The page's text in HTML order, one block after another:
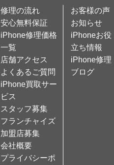
修理の流れ
安心無料保証
iPhone修理価格
一覧
店舗アクセス
よくあるご質問
iPhone買取サー
ビス
スタッフ募集
フランチャイズ
加盟店募集
会社概要
プライバシーポ
お客様の声
お知らせ
iPhoneお役
立ち情報
iPhone修理
ブログ